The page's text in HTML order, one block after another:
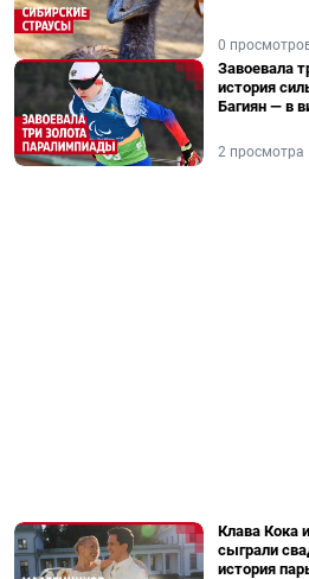
0
Завоевала
история
Багиян — в
2 просмотра
Клава Кока
сыграли
история